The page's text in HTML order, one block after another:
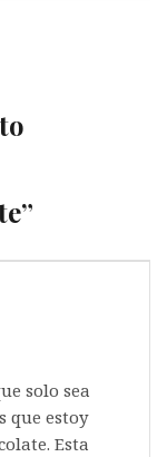
”
solo sea
que estoy
Esta